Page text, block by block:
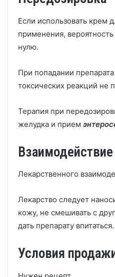
Если использовать крем
применения,
нулю.
При попадании препарата
токсических реакций не
Терапия при
желудка и прием
Взаимодействие
Лекарственного
Лекарство следует
кожу, не смешивать с
дать препарату впитаться.
Условия